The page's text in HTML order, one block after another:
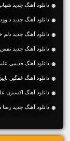
دانلود آهنگ جديد شهاب بخارایی
دانلود آهنگ جديد داوود قربانلو
دانلود آهنگ جديد
دانلود آهنگ جديد
دانلود آهنگ قدیمی
دانلود آهنگ غمگین
دانلود آهنگ اکسیژن
دانلود آهنگ جديد